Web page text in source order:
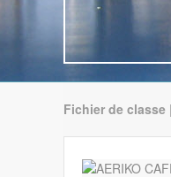
Fichier de classe